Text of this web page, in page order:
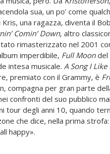
sua, un po’ come
una ragazza, diventa il
Comin’ Down, altro
rimasterizzato nel 2001
imperdibile, Full Moondel
intesa musicale. A Song I Like
premiato con il Grammy, è
compagna per gran parte
confronti del suo pubblico
tour degli anni 10, quando
che dice, nella prima
happy».